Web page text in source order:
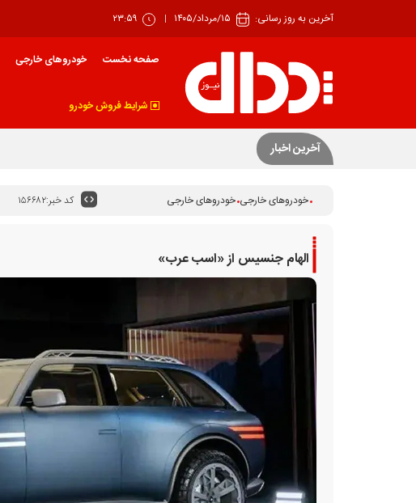
آخرین به روز رسانی: ۱۵/مرداد/۱۴۰۵ ۲۳:۵۹
صفحه نخست خودروهای خارجی
شرایط فروش خودرو
آخرین اخبار
خودروهای خارجی خودروهای خارجی کد خبر:۱۵۶۶۸۲
الهام جنسیس از «اسب عرب»